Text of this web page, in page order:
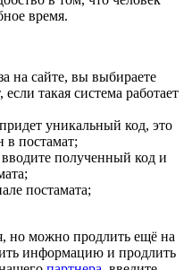
время.
на сайте, вы выбираете
такая система работает
уникальный код, это
в постамат;
полученный код и
постамата;
но можно продлить ещё на
информацию и продлить